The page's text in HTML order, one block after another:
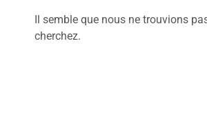
Il semble que nous ne trouvions
cherchez.